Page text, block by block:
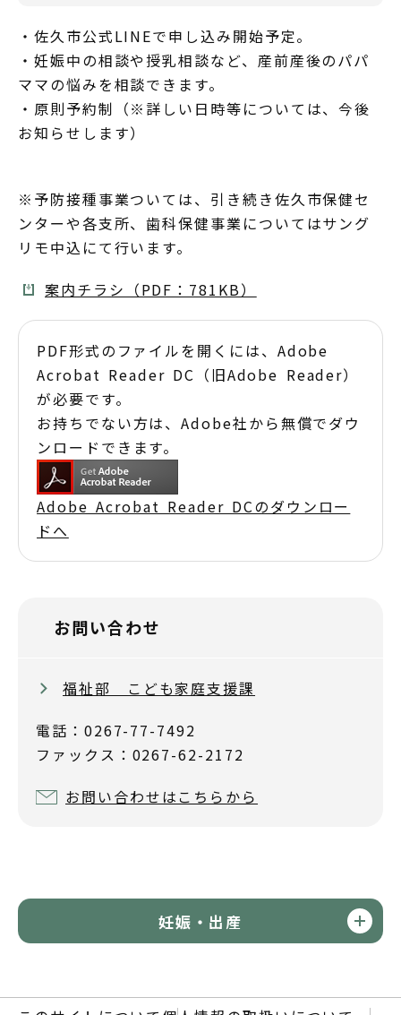
・佐久市公式LINEで申し込み開始予定。
・妊娠中の相談や授乳相談など、産前産後のパパ
ママの悩みを相談できます。
・原則予約制（※詳しい日時等については、今後
お知らせします）
※予防接種事業ついては、引き続き佐久市保健セ
ンターや各支所、歯科保健事業についてはサング
リモ中込にて行います。
案内チラシ（PDF：781KB）
PDF形式のファイルを開くには、Adobe
Acrobat Reader DC（旧Adobe Reader）
が必要です。
お持ちでない方は、Adobe社から無償でダウ
ンロードできます。
Adobe Acrobat Reader DCのダウンロー
ドへ
お問い合わせ
福祉部 こども家庭支援課
電話：0267-77-7492
ファックス：0267-62-2172
お問い合わせはこちらから
妊娠・出産